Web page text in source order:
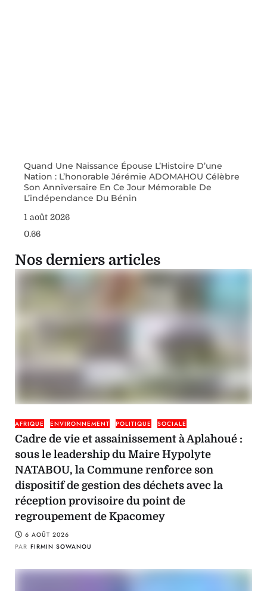
Quand Une Naissance Épouse L’Histoire D’une
Nation : L’honorable Jérémie ADOMAHOU Célèbre
Son Anniversaire En Ce Jour Mémorable De
L’indépendance Du Bénin
1 août 2026
Nos derniers articles
AFRIQUE ENVIRONNEMENT POLITIQUE SOCIALE
Cadre de vie et assainissement à Aplahoué :
sous le leadership du Maire Hypolyte
NATABOU, la Commune renforce son
dispositif de gestion des déchets avec la
réception provisoire du point de
regroupement de Kpacomey
6 AOÛT 2026
PAR FIRMIN SOWANOU